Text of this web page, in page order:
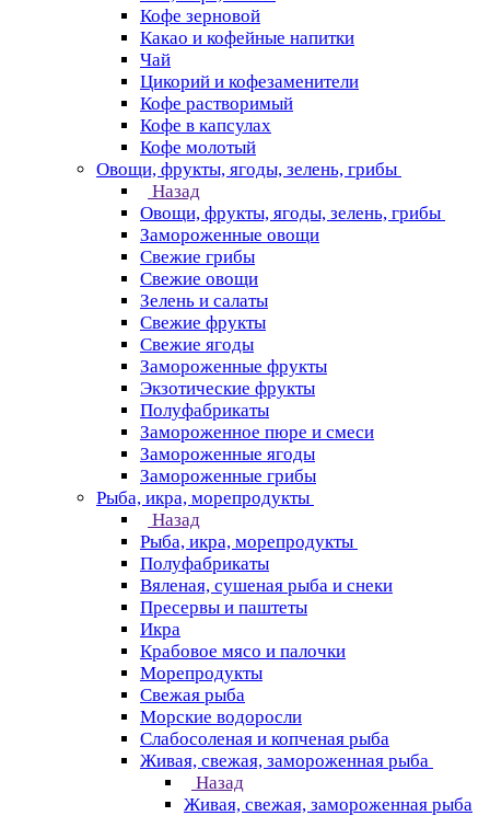
Кофе зерновой
Какао и кофейные напитки
Чай
Цикорий и кофезаменители
Кофе растворимый
Кофе в капсулах
Кофе молотый
Овощи, фрукты, ягоды, зелень, грибы
Назад
Овощи, фрукты, ягоды, зелень, грибы
Замороженные овощи
Свежие грибы
Свежие овощи
Зелень и салаты
Свежие фрукты
Свежие ягоды
Замороженные фрукты
Экзотические фрукты
Полуфабрикаты
Замороженное пюре и смеси
Замороженные ягоды
Замороженные грибы
Рыба, икра, морепродукты
Назад
Рыба, икра, морепродукты
Полуфабрикаты
Вяленая, сушеная рыба и снеки
Пресервы и паштеты
Икра
Крабовое мясо и палочки
Морепродукты
Свежая рыба
Морские водоросли
Слабосоленая и копченая рыба
Живая, свежая, замороженная рыба
Назад
Живая, свежая, замороженная рыба